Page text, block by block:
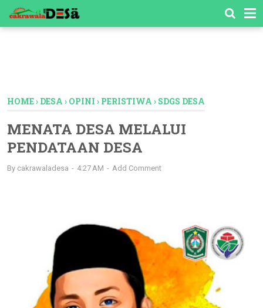
HOME› DESA › OPINI › PERISTIWA › SDGS DESA
MENATA DESA MELALUI
PENDATAAN DESA
By cakrawaladesa 4:27 AM Add Comment